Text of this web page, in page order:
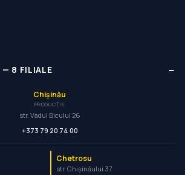
— 8 FILIALE −
Chișinău
PRODUCȚIE
str. Vadul Bicului 26
+373 79 20 74 00
Chetrosu
str. Chișinăului 37